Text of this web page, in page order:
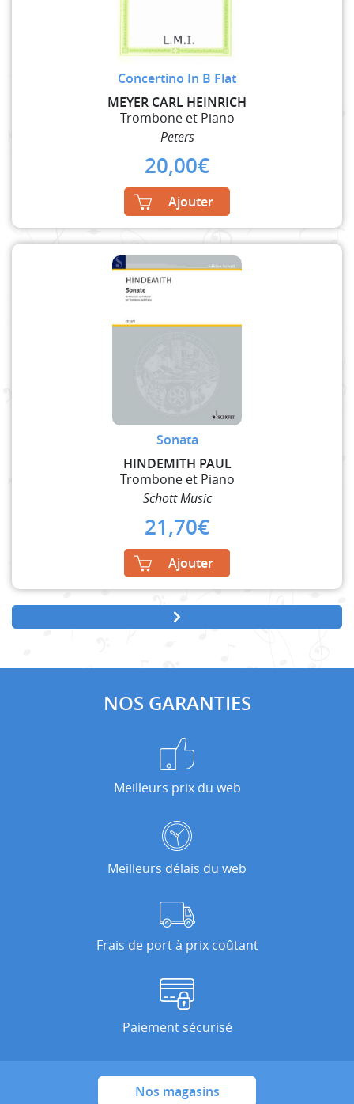
Concertino In B Flat
MEYER CARL HEINRICH
Trombone et Piano
Peters
20,00€
Ajouter
Sonata
HINDEMITH PAUL
Trombone et Piano
Schott Music
21,70€
Ajouter
NOS GARANTIES
Meilleurs prix du web
Meilleurs délais du web
Frais de port à prix coûtant
Paiement sécurisé
Nos magasins